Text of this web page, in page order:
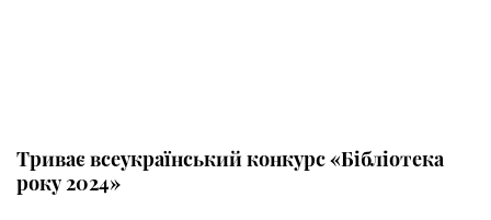
Триває всеукраїнський конкурс «Бібліотека
року 2024»